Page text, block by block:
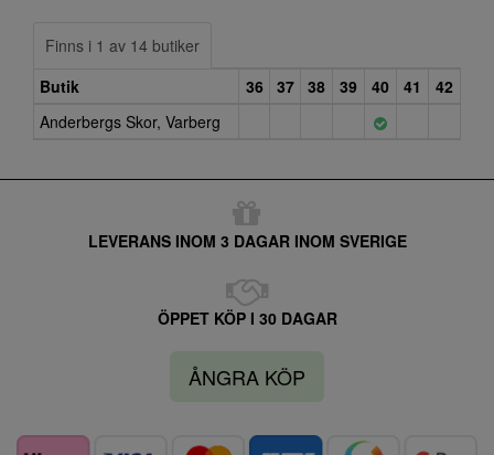
Finns i 1 av 14 butiker
Butik
36 37 38 39 40 41
42
Anderbergs Skor, Varberg
LEVERANS INOM 3 DAGAR INOM SVERIGE
ÖPPET KÖP I 30 DAGAR
ÅNGRA KÖP